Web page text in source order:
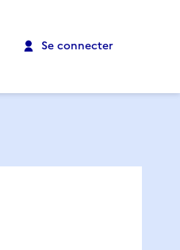
Se connecter